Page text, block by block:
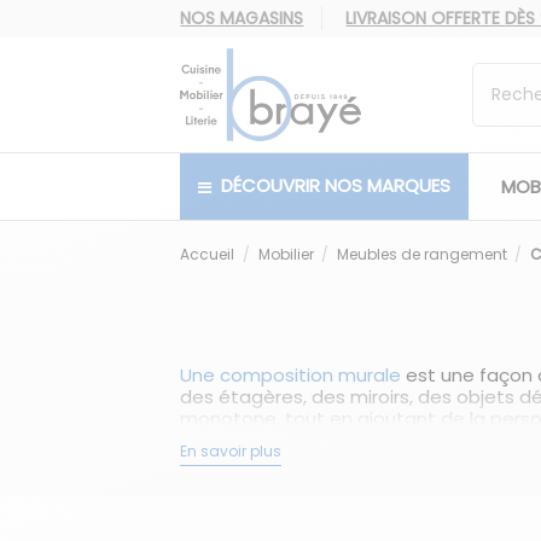
NOS MAGASINS LIVRAISON OFFERTE
DÉCOUVRIR NOS MARQUES
Accueil Mobilier Meubles de rangement
Une composition murale est une façon
des étagères, des miroirs, des objets
monotone, tout en ajoutant de la
harmonieuse.
En savoir plus